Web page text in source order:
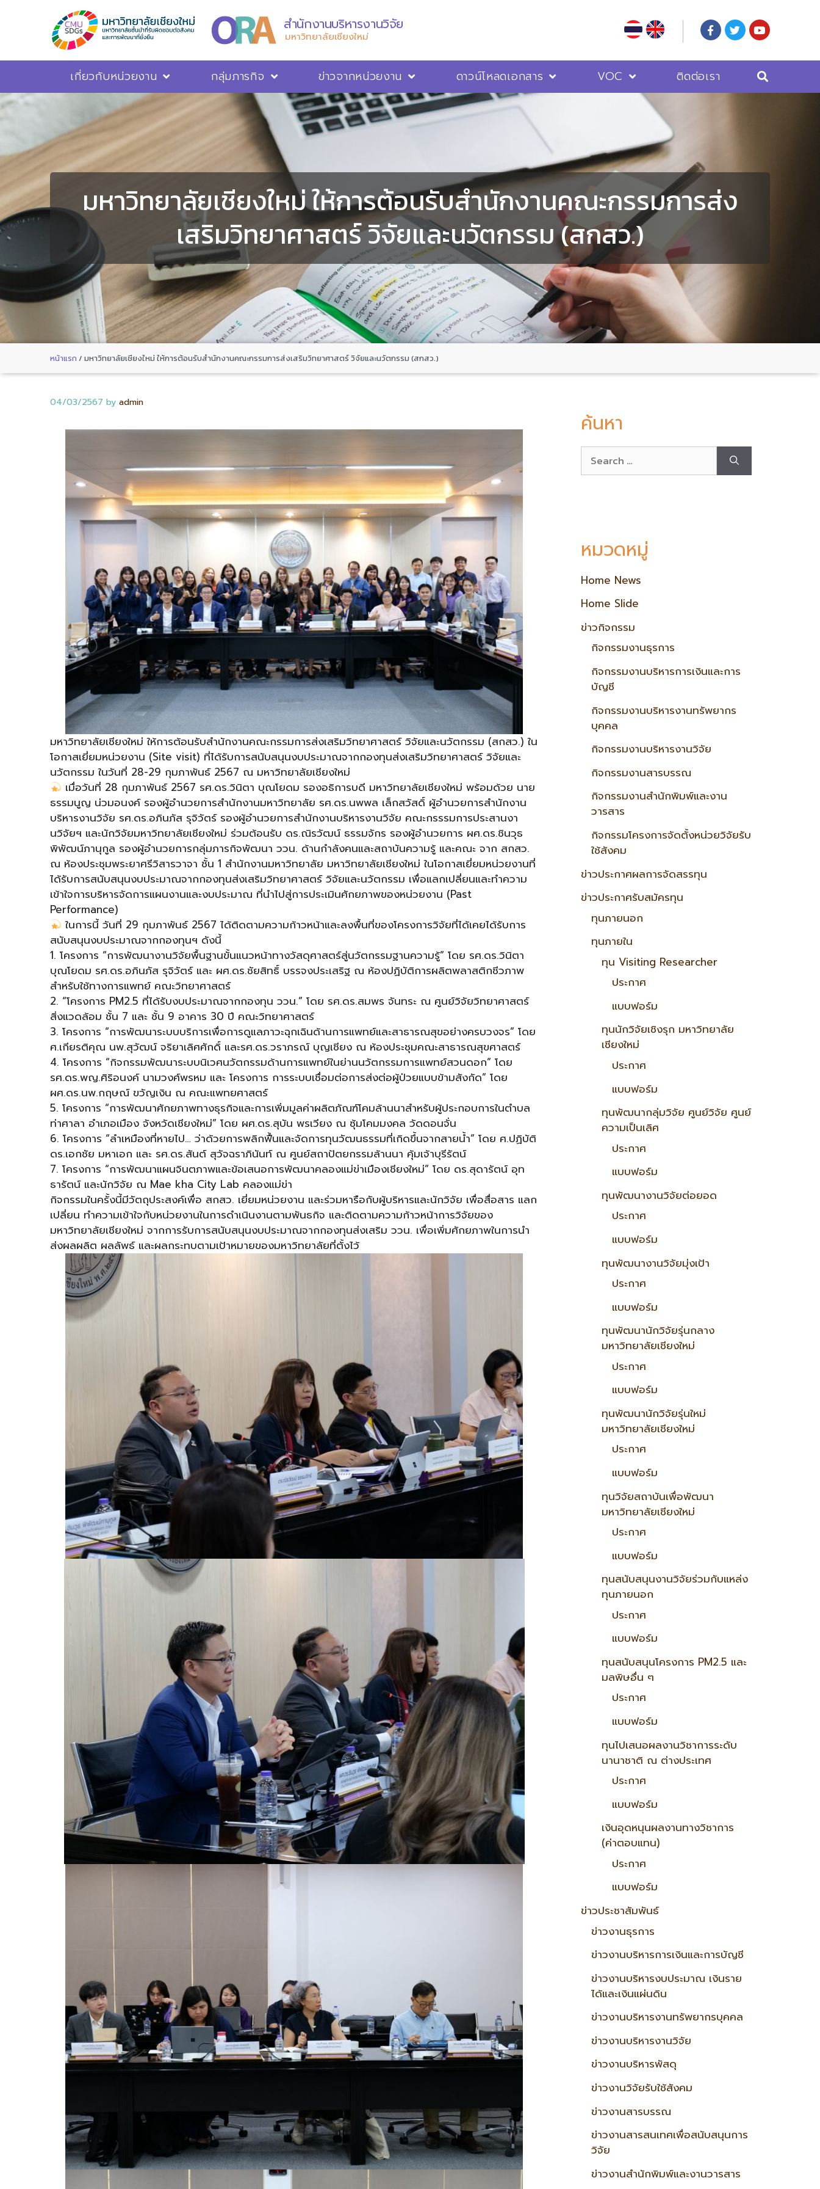
สำนักงานบริหารงานวิจัย
มหาวิทยาลัยเชียงใหม่
เกี่ยวกับหน่วยงาน กลุ่มภารกิจ ข่าวจากหน่วยงาน ดาวน์โหลดเอกสาร VOC ติดต่อเรา
มหาวิทยาลัยเชียงใหม่ ให้การต้อนรับสำนักงานคณะกรรมการส่ง
เสริมวิทยาศาสตร์ วิจัยและนวัตกรรม (สกสว.)
หน้าแรก / มหาวิทยาลัยเชียงใหม่ ให้การต้อนรับสำนักงานคณะกรรมการส่งเสริมวิทยาศาสตร์ วิจัยและนวัตกรรม (สกสว.)
04/03/2567 by admin
มหาวิทยาลัยเชียงใหม่ ให้การต้อนรับสำนักงานคณะกรรมการส่งเสริมวิทยาศาสตร์ วิจัยและนวัตกรรม (สกสว.) ใน
โอกาสเยี่ยมหน่วยงาน (Site visit) ที่ได้รับการสนับสนุนงบประมาณจากกองทุนส่งเสริมวิทยาศาสตร์ วิจัยและ
นวัตกรรม ในวันที่ 28-29 กุมภาพันธ์ 2567 ณ มหาวิทยาลัยเชียงใหม่
เมื่อวันที่ 28 กุมภาพันธ์ 2567 รศ.ดร.วินิตา บุณโยดม รองอธิการบดี มหาวิทยาลัยเชียงใหม่ พร้อมด้วย นาย
ธรรมนูญ น่วมอนงค์ รองผู้อำนวยการสำนักงานมหาวิทยาลัย รศ.ดร.นพพล เล็กสวัสดิ์ ผู้อำนวยการสำนักงาน
บริหารงานวิจัย รศ.ดร.อภินภัส รุจิวัตร์ รองผู้อำนวยการสำนักงานบริหารงานวิจัย คณะกรรรมการประสานงา
นวิจัยฯ และนักวิจัยมหาวิทยาลัยเชียงใหม่ ร่วมต้อนรับ ดร.ณิรวัฒน์ ธรรมจักร รองผู้อำนวยการ ผศ.ดร.ชินวุธ
พิพัฒน์ภานุกูล รองผู้อำนวยการกลุ่มภารกิจพัฒนา ววน. ด้านกำลังคนและสถาบันความรู้ และคณะ จาก สกสว.
ณ ห้องประชุมพระยาศรีวิสารวาจา ชั้น 1 สำนักงานมหาวิทยาลัย มหาวิทยาลัยเชียงใหม่ ในโอกาสเยี่ยมหน่วยงานที่
ได้รับการสนับสนุนงบประมาณจากกองทุนส่งเสริมวิทยาศาสตร์ วิจัยและนวัตกรรม เพื่อแลกเปลี่ยนและทำความ
เข้าใจการบริหารจัดการแผนงานและงบประมาณ ที่นำไปสู่การประเมินศักยภาพของหน่วยงาน (Past
Performance)
ในการนี้ วันที่ 29 กุมภาพันธ์ 2567 ได้ติดตามความก้าวหน้าและลงพื้นที่ของโครงการวิจัยที่ได้เคยได้รับการ
สนับสนุนงบประมาณจากกองทุนฯ ดังนี้
1. โครงการ “การพัฒนางานวิจัยพื้นฐานขั้นแนวหน้าทางวัสดุศาสตร์สู่นวัตกรรมฐานความรู้” โดย รศ.ดร.วินิตา
บุณโยดม รศ.ดร.อภินภัส รุจิวัตร์ และ ผศ.ดร.ชัยสิทธิ์ บรรจงประเสริฐ ณ ห้องปฏิบัติการผลิตพลาสติกชีวภาพ
สำหรับใช้ทางการแพทย์ คณะวิทยาศาสตร์
2. “โครงการ PM2.5 ที่ได้รับงบประมาณจากกองทุน ววน.” โดย รศ.ดร.สมพร จันทระ ณ ศูนย์วิจัยวิทยาศาสตร์
สิ่งแวดล้อม ชั้น 7 และ ชั้น 9 อาคาร 30 ปี คณะวิทยาศาสตร์
3. โครงการ “การพัฒนาระบบบริการเพื่อการดูแลภาวะฉุกเฉินด้านการแพทย์และสาธารณสุขอย่างครบวงจร” โดย
ศ.เกียรติคุณ นพ.สุวัฒน์ จริยาเลิศศักดิ์ และรศ.ดร.วราภรณ์ บุญเชียง ณ ห้องประชุมคณะสาธารณสุขศาสตร์
4. โครงการ “กิจกรรมพัฒนาระบบนิเวศนวัตกรรมด้านการแพทย์ในย่านนวัตกรรมการแพทย์สวนดอก” โดย
รศ.ดร.พญ.ศิริอนงค์ นามวงศ์พรหม และ โครงการ การระบบเชื่อมต่อการส่งต่อผู้ป่วยแบบข้ามสังกัด” โดย
ผศ.ดร.นพ.กฤษณ์ ขวัญเงิน ณ คณะแพทยศาสตร์
5. โครงการ “การพัฒนาศักยภาพทางธุรกิจและการเพิ่มมูลค่าผลิตภัณฑ์โคมล้านนาสำหรับผู้ประกอบการในตำบล
ท่าศาลา อำเภอเมือง จังหวัดเชียงใหม่” โดย ผศ.ดร.สุบัน พรเวียง ณ ซุ้มโคมมงคล วัดดอนจั่น
6. โครงการ “ลำเหมืองที่หายไป… ว่าด้วยการพลิกฟื้นและจัดการทุนวัฒนธรรมที่เกิดขึ้นจากสายน้ำ” โดย ศ.ปฏิบัติ
ดร.เอกชัย มหาเอก และ รศ.ดร.สันต์ สุวัจฉราภินันท์ ณ ศูนย์สถาปัตยกรรมล้านนา คุ้มเจ้าบุรีรัตน์
7. โครงการ “การพัฒนาแผนจินตภาพและข้อเสนอการพัฒนาคลองแม่ข่าเมืองเชียงใหม่” โดย ดร.สุดารัตน์ อุท
ธารัตน์ และนักวิจัย ณ Mae kha City Lab คลองแม่ข่า
กิจกรรมในครั้งนี้มีวัตถุประสงค์เพื่อ สกสว. เยี่ยมหน่วยงาน และร่วมหารือกับผู้บริหารและนักวิจัย เพื่อสื่อสาร แลก
เปลี่ยน ทำความเข้าใจกับหน่วยงานในการดำเนินงานตามพันธกิจ และติดตามความก้าวหน้าการวิจัยของ
มหาวิทยาลัยเชียงใหม่ จากการรับการสนับสนุนงบประมาณจากกองทุนส่งเสริม ววน. เพื่อเพิ่มศักยภาพในการนำ
ส่งผลผลิต ผลลัพธ์ และผลกระทบตามเป้าหมายของมหาวิทยาลัยที่ตั้งไว้
ค้นหา
หมวดหมู่
Home News
Home Slide
ข่าวกิจกรรม
กิจกรรมงานธุรการ
กิจกรรมงานบริหารการเงินและการ
บัญชี
กิจกรรมงานบริหารงานทรัพยากร
บุคคล
กิจกรรมงานบริหารงานวิจัย
กิจกรรมงานสารบรรณ
กิจกรรมงานสำนักพิมพ์และงาน
วารสาร
กิจกรรมโครงการจัดตั้งหน่วยวิจัยรับ
ใช้สังคม
ข่าวประกาศผลการจัดสรรทุน
ข่าวประกาศรับสมัครทุน
ทุนภายนอก
ทุนภายใน
ทุน Visiting Researcher
ประกาศ
แบบฟอร์ม
ทุนนักวิจัยเชิงรุก มหาวิทยาลัย
เชียงใหม่
ประกาศ
แบบฟอร์ม
ทุนพัฒนากลุ่มวิจัย ศูนย์วิจัย ศูนย์
ความเป็นเลิศ
ประกาศ
แบบฟอร์ม
ทุนพัฒนางานวิจัยต่อยอด
ประกาศ
แบบฟอร์ม
ทุนพัฒนางานวิจัยมุ่งเป้า
ประกาศ
แบบฟอร์ม
ทุนพัฒนานักวิจัยรุ่นกลาง
มหาวิทยาลัยเชียงใหม่
ประกาศ
แบบฟอร์ม
ทุนพัฒนานักวิจัยรุ่นใหม่
มหาวิทยาลัยเชียงใหม่
ประกาศ
แบบฟอร์ม
ทุนวิจัยสถาบันเพื่อพัฒนา
มหาวิทยาลัยเชียงใหม่
ประกาศ
แบบฟอร์ม
ทุนสนับสนุนงานวิจัยร่วมกับแหล่ง
ทุนภายนอก
ประกาศ
แบบฟอร์ม
ทุนสนับสนุนโครงการ PM2.5 และ
มลพิษอื่น ๆ
ประกาศ
แบบฟอร์ม
ทุนไปเสนอผลงานวิชาการระดับ
นานาชาติ ณ ต่างประเทศ
ประกาศ
แบบฟอร์ม
เงินอุดหนุนผลงานทางวิชาการ
(ค่าตอบแทน)
ประกาศ
แบบฟอร์ม
ข่าวประชาสัมพันธ์
ข่าวงานธุรการ
ข่าวงานบริหารการเงินและการบัญชี
ข่าวงานบริหารงบประมาณ เงินราย
ได้และเงินแผ่นดิน
ข่าวงานบริหารงานทรัพยากรบุคคล
ข่าวงานบริหารงานวิจัย
ข่าวงานบริหารพัสดุ
ข่าวงานวิจัยรับใช้สังคม
ข่าวงานสารบรรณ
ข่าวงานสารสนเทศเพื่อสนับสนุนการ
วิจัย
ข่าวงานสำนักพิมพ์และงานวารสาร